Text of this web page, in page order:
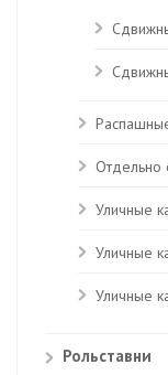
Отдельно
Уличные
Уличные
Уличные
Рольставни